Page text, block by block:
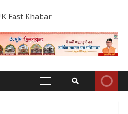
Primary